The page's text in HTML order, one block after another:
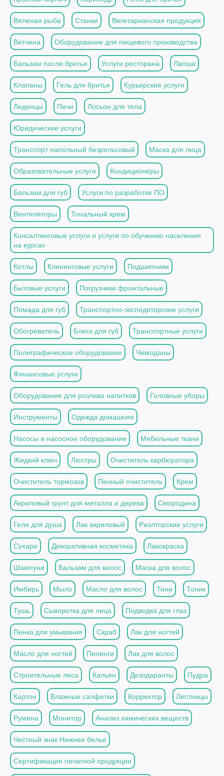
Вяленая рыба Станки Вегетарианская продукция
Ветчина Оборудование для пищевого производства
Бальзам после бритья Услуги ресторана Лапша
Клапаны Гель для бритья Курьерские услуги
Леденцы Печи Лосьон для тела
Юридические услуги
Транспорт напольный безрельсовый Маска для лица
Образовательные услуги Кондиционеры
Бальзам для губ Услуги по разработке ПО
Вентиляторы Тональный крем
Консалтинговые услуги и услуги по обучению населения
на курсах
Котлы Клининговые услуги Подшипники
Бытовые услуги Погрузчики фронтальные
Помада для губ Транспортно-экспедиторские услуги
Обогреватель Блеск для губ Транспортные услуги
Полиграфическое оборудование Чемоданы
Финансовые услуги
Оборудование для розлива напитков Головные уборы
Инструменты Одежда домашняя
Насосы и насосное оборудование Мебельные ткани
Жидкий ключ Люстры Очиститель карбюратора
Очиститель тормозов Пенный очиститель Крем
Акриловый грунт для металла и дерева Смородина
Гели для душа Лак акриловый Риэлторские услуги
Сухари Декоративная косметика Лакокраска
Шампуни Бальзам для волос Маска для волос
Имбирь Мыло Масло для волос Тени Тоник
Тушь Сыворотка для лица Подводка для глаз
Пенка для умывания Скраб Лак для ногтей
Масло для ногтей Пилинги Лак для волос
Строительные леса Кальян Дезодаранты Пудра
Картон Влажные салфетки Корректор Лестницы
Румяна Монитор Анализ химических веществ
Честный знак Нижнее белье
Сертификация печатной продукции